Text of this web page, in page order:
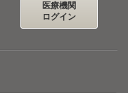
医療機関
ログイン